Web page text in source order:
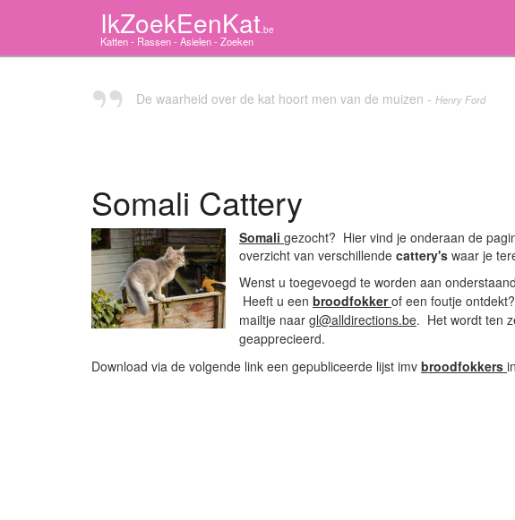
IkZoekEenKat.be
Katten - Rassen - Asielen - Zoeken
De waarheid over de kat hoort men van de muizen - Henry Ford
Somali Cattery
Somali gezocht? Hier vind je onderaan de
overzicht van verschillende cattery's waar je
Wenst u toegevoegd te worden aan
Heeft u een broodfokkerof een foutje ontdekt?
mailtje naar gl@alldirections.be. Het wordt ten
geapprecieerd.
Download via de volgende link een gepubliceerde lijst imv broodfokkers